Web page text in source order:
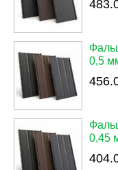
0,5
0,45